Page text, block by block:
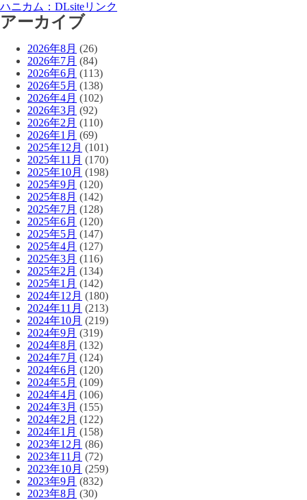
ハニカム：DLsiteリンク
アーカイブ
2026年8月 (26)
2026年7月 (84)
2026年6月 (113)
2026年5月 (138)
2026年4月 (102)
2026年3月 (92)
2026年2月 (110)
2026年1月 (69)
2025年12月 (101)
2025年11月 (170)
2025年10月 (198)
2025年9月 (120)
2025年8月 (142)
2025年7月 (128)
2025年6月 (120)
2025年5月 (147)
2025年4月 (127)
2025年3月 (116)
2025年2月 (134)
2025年1月 (142)
2024年12月 (180)
2024年11月 (213)
2024年10月 (219)
2024年9月 (319)
2024年8月 (132)
2024年7月 (124)
2024年6月 (120)
2024年5月 (109)
2024年4月 (106)
2024年3月 (155)
2024年2月 (122)
2024年1月 (158)
2023年12月 (86)
2023年11月 (72)
2023年10月 (259)
2023年9月 (832)
2023年8月 (30)